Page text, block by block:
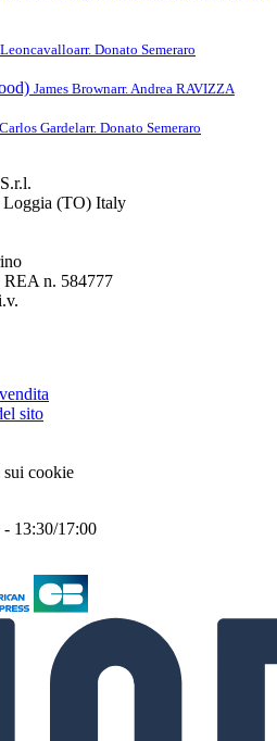
arr. Donato Semeraro
James Brownarr. Andrea RAVIZZA
Carlos Gardelarr. Donato Semeraro
Loggia (TO) Italy
REA n. 584777
sito
sui cookie
13:30/17:00